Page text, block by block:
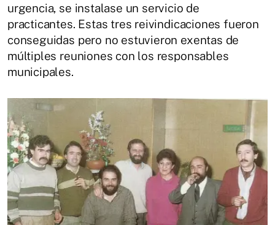
urgencia, se instalase un servicio de
practicantes. Estas tres reivindicaciones fueron
conseguidas pero no estuvieron exentas de
múltiples reuniones con los responsables
municipales.